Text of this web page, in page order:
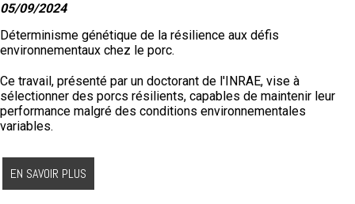
05/09/2024
Déterminisme génétique de la résilience aux défis
environnementaux chez le porc.
Ce travail, présenté par un doctorant de l'INRAE, vise à
sélectionner des porcs résilients, capables de maintenir leur
performance malgré des conditions environnementales
variables.
EN SAVOIR PLUS